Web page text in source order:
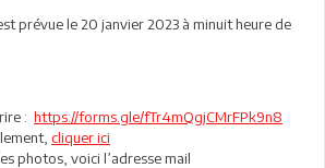
prévue le 20 janvier 2023 à minuit heure de
: https://forms.gle/fTr4mQgjCMrFPk9n8
cliquer ici
photos, voici l’adresse mail